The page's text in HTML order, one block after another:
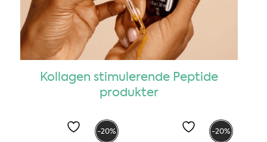
Kollagen stimulerende Peptide
produkter
-20% -20%